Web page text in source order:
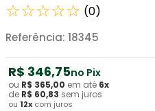
☆☆☆☆☆ (0)
Referência: 18345
R$ 346,75no Pix
ou R$ 365,00 em até 6x
de R$ 60,83 sem juros
ou 12x com juros
3º Luva Latex
4 º Littmann
5º Absorvente Geriatrico
6º Estetoscopio Littmann
7º Aparelho Pressão